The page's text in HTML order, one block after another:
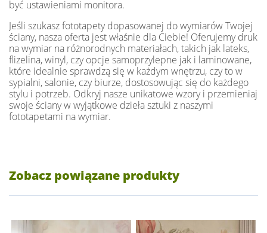
być ustawieniami monitora.
Jeśli szukasz fototapety dopasowanej do wymiarów Twojej
ściany, nasza oferta jest właśnie dla Ciebie! Oferujemy druk
na wymiar na różnorodnych materiałach, takich jak lateks,
flizelina, winyl, czy opcje samoprzylepne jak i laminowane,
które idealnie sprawdzą się w każdym wnętrzu, czy to w
sypialni, salonie, czy biurze, dostosowując się do każdego
stylu i potrzeb. Odkryj nasze unikatowe wzory i przemieniaj
swoje ściany w wyjątkowe dzieła sztuki z naszymi
fototapetami na wymiar.
Zobacz powiązane produkty